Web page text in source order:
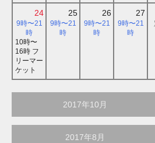
24
9時〜21
時
10時〜
16時 フ
リーマー
ケット
25
9時〜21
時
26
9時〜21
時
27
9時〜21
時
2017年10月
2017年8月